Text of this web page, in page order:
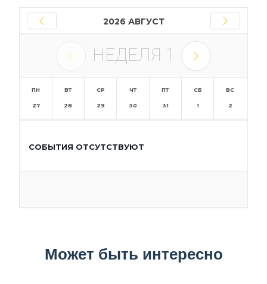
2026 АВГУСТ
НЕДЕЛЯ 1
ПН
27
ВТ
28
СР
29
ЧТ
30
ПТ
31
СБ
1
ВС
2
СОБЫТИЯ ОТСУТСТВУЮТ
Может быть интересно